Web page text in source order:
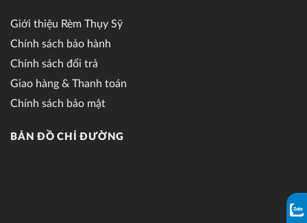
Giới thiệu Rèm Thụy Sỹ
Chính sách bảo hành
Chính sách đổi trả
Giao hàng & Thanh toán
Chính sách bảo mật
BẢN ĐỒ CHỈ ĐƯỜNG